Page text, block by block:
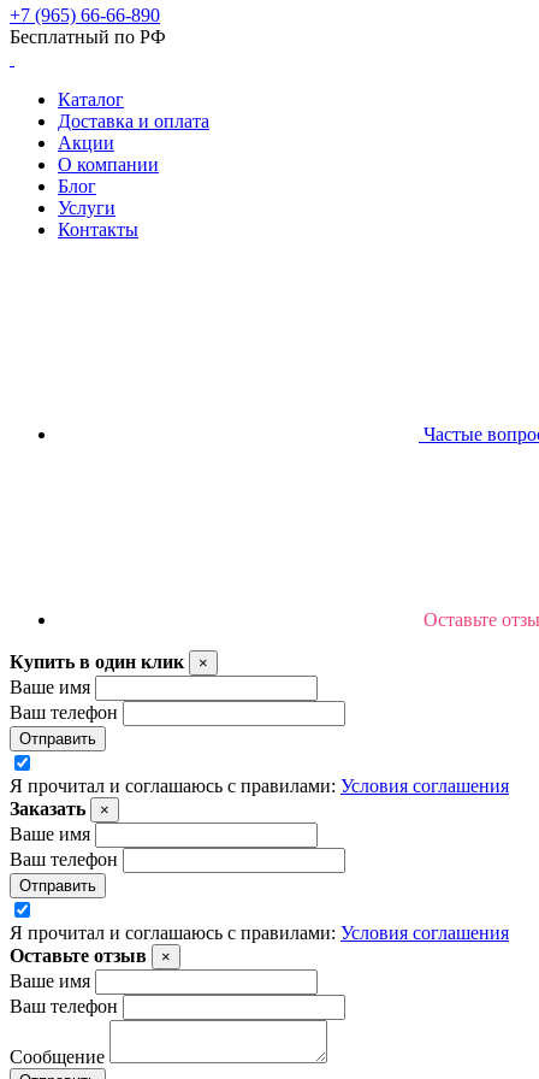
+7 (965) 66-66-890
Бесплатный по РФ
Каталог
Доставка и оплата
Акции
О компании
Блог
Услуги
Контакты
Частые
Оставьте
Купить в один клик ×
Ваше имя
Ваш телефон
Отправить
Я прочитал и соглашаюсь с правилами: Условия соглашения
Заказать
×
Ваше имя
Ваш телефон
Отправить
Я прочитал и соглашаюсь с правилами: Условия соглашения
Оставьте отзыв
×
Ваше имя
Ваш телефон
Сообщение